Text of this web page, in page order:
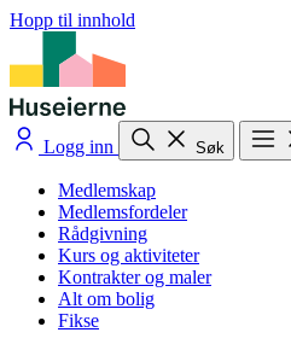
Hopp til innhold
Logg inn Søk
Medlemskap
Medlemsfordeler
Rådgivning
Kurs og aktiviteter
Kontrakter og maler
Alt om bolig
Fikse